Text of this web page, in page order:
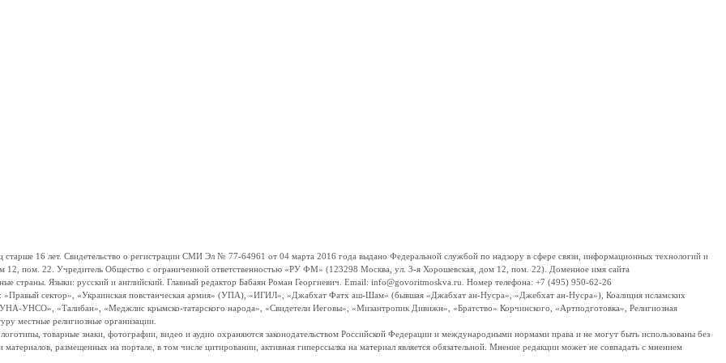
16 лет. Свидетельство о регистрации СМИ Эл № 77-64961 от 04 марта 2016 года выдано Федеральной службой по надзору в сфере связи, информационных технологий и
пом. 22. Учредитель Общество с ограниченной ответственностью «РУ ФМ» (123298 Москва, ул. 3-я Хорошевская, дом 12, пом. 22). Доменное имя сайта
страны. Языки: русский и английский. Главный редактор Бабаян Роман Георгиевич. Email: info@govoritmoskva.ru. Номер телефона: +7 (495) 950-62-26
«Правый сектор», «Украинская повстанческая армия» (УПА), «ИГИЛ», «Джабхат Фатх аш-Шам» (бывшая «Джабхат ан-Нусра», «Джебхат ан-Нусра»), Коалиция исламских
УНСО», «Талибан», «Меджлис крымско-татарского народа», «Свидетели Иеговы», «Мизантропик Дивижн», «Братство» Корчинского, «Артподготовка», Религиозная
местные религиозные организации.
товарные знаки, фотографии, видео и аудио охраняются законодательством Российской Федерации и международными нормами права и не могут быть использованы без
размещенных на портале, в том числе цитировании, активная гиперссылка на материал является обязательной. Мнение редакции может не совпадать с мнением